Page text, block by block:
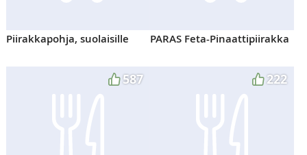
Piirakkapohja, suolaisille PARAS Feta-Pinaattipiirakka
587 222